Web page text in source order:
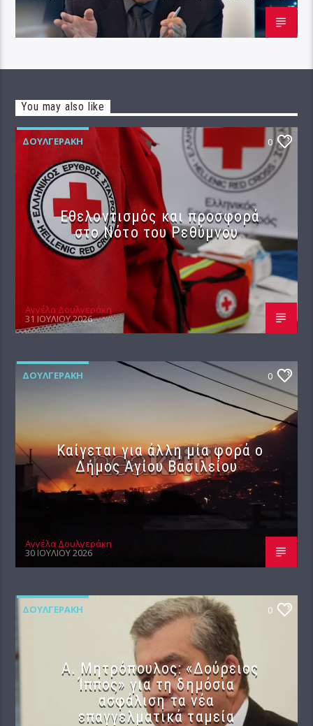
You may also like
ΔΟΥΛΓΕΡΆΚΗ 0
Εθελοντισμός και προσφορά
στο Νότο του Ρεθύμνου
Αγγέλα Δουλγεράκη
31 ΙΟΥΛΊΟΥ 2026
ΔΟΥΛΓΕΡΆΚΗ 0
Καίγεται για άλλη μία φορά ο
Δήμος Αγίου Βασιλείου
Αγγέλα Δουλγεράκη
30 ΙΟΥΛΊΟΥ 2026
ΔΟΥΛΓΕΡΆΚΗ 0
Α. Μητρόπουλος: «Δούρειος
Ίππος» για τη δημόσια
ασφάλιση τα νέα
επαγγελματικά ταμεία